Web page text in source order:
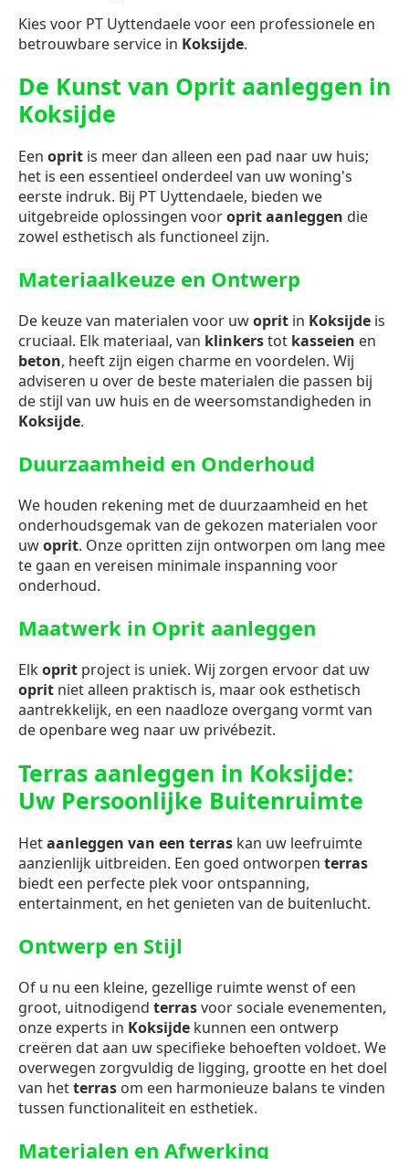
Kies voor PT Uyttendaele voor een professionele en
betrouwbare service in Koksijde.
De Kunst van Oprit aanleggen in
Koksijde
Een oprit is meer dan alleen een pad naar uw huis;
het is een essentieel onderdeel van uw woning's
eerste indruk. Bij PT Uyttendaele, bieden we
uitgebreide oplossingen vooroprit aanleggen die
zowel esthetisch als functioneel zijn.
Materiaalkeuze en Ontwerp
De keuze van materialen voor uwoprit in Koksijde is
cruciaal. Elk materiaal, van klinkerstot kasseien en
beton, heeft zijn eigen charme en voordelen. Wij
adviseren u over de beste materialen die passen bij
de stijl van uw huis en de weersomstandigheden in
Koksijde.
Duurzaamheid en Onderhoud
We houden rekening met de duurzaamheid en het
onderhoudsgemak van de gekozen materialen voor
uwoprit. Onze opritten zijn ontworpen om lang mee
te gaan en vereisen minimale inspanning voor
onderhoud.
Maatwerk in Oprit aanleggen
Elkoprit project is uniek. Wij zorgen ervoor dat uw
oprit niet alleen praktisch is, maar ook esthetisch
aantrekkelijk, en een naadloze overgang vormt van
de openbare weg naar uw privébezit.
Terras aanleggen in Koksijde:
Uw Persoonlijke Buitenruimte
Hetaanleggen van een terras kan uw leefruimte
aanzienlijk uitbreiden. Een goed ontworpen terras
biedt een perfecte plek voor ontspanning,
entertainment, en het genieten van de buitenlucht.
Ontwerp en Stijl
Of u nu een kleine, gezellige ruimte wenst of een
groot, uitnodigend terrasvoor sociale evenementen,
onze experts in Koksijde kunnen een ontwerp
creëren dat aan uw specifieke behoeften voldoet. We
overwegen zorgvuldig de ligging, grootte en het doel
van hetterras om een harmonieuze balans te vinden
tussen functionaliteit en esthetiek.
Materialen en Afwerking